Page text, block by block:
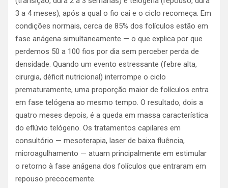
3 a 4 meses), após a qual o fio cai e o ciclo recomeça. Em
condições normais, cerca de 85% dos folículos estão em
fase anágena simultaneamente — o que explica por que
perdemos 50 a 100 fios por dia sem perceber perda de
densidade. Quando um evento estressante (febre alta,
cirurgia, déficit nutricional) interrompe o ciclo
prematuramente, uma proporção maior de folículos entra
em fase telógena ao mesmo tempo. O resultado, dois a
quatro meses depois, é a queda em massa característica
do eflúvio telógeno. Os tratamentos capilares em
consultório — mesoterapia, laser de baixa fluência,
microagulhamento — atuam principalmente em estimular
o retorno à fase anágena dos folículos que entraram em
repouso precocemente.